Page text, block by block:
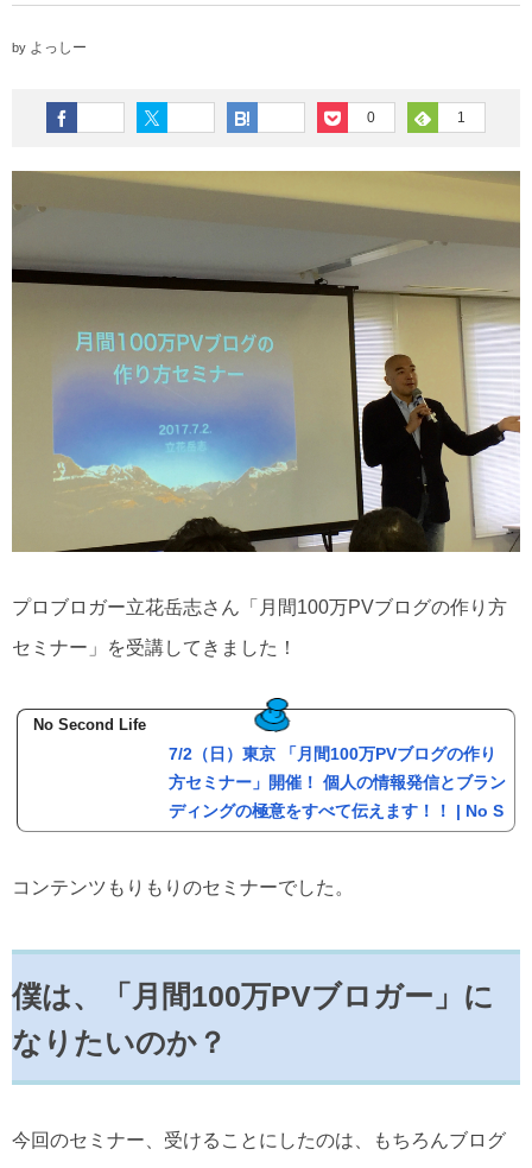
by よっしー
0 1
プロブロガー立花岳志さん「月間100万PVブログの作り方
セミナー」を受講してきました！
No Second Life
7/2（日）東京 「月間100万PVブログの作り
方セミナー」開催！ 個人の情報発信とブラン
ディングの極意をすべて伝えます！！ | No S
0万PVブログの作り方セミナー」を開催します！ 人気ブログを作りたい方、ブロ
ちが得た一番劇的な変化とは、PCやiPhoneを手に入れたことではあ...
コンテンツもりもりのセミナーでした。
僕は、「月間100万PVブロガー」に
なりたいのか？
今回のセミナー、受けることにしたのは、もちろんブログ